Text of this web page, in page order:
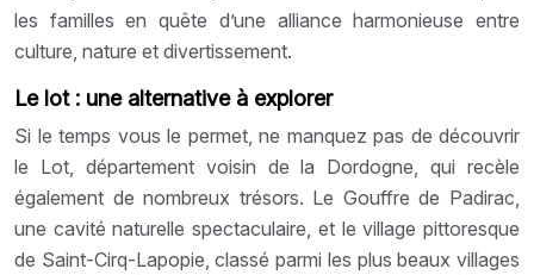
les familles en quête d’une alliance harmonieuse entre
culture, nature et divertissement.
Le lot : une alternative à explorer
Si le temps vous le permet, ne manquez pas de découvrir
le Lot, département voisin de la Dordogne, qui recèle
également de nombreux trésors. Le Gouffre de Padirac,
une cavité naturelle spectaculaire, et le village pittoresque
de Saint-Cirq-Lapopie, classé parmi les plus beaux villages